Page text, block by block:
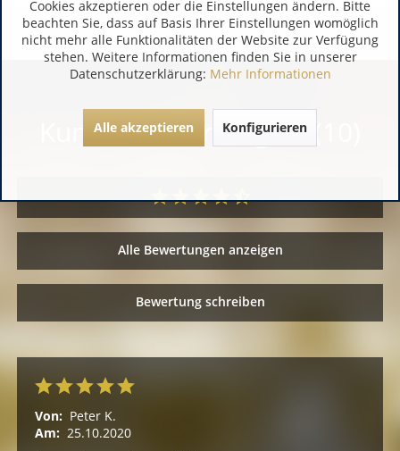
Kundenbewertungen (10)
Alle Bewertungen anzeigen
Bewertung schreiben
Von: Peter K.
Am: 25.10.2020
Cookies akzeptieren oder die Einstellungen ändern. Bitte
beachten Sie, dass auf Basis Ihrer Einstellungen womöglich
nicht mehr alle Funktionalitäten der Website zur Verfügung
stehen. Weitere Informationen finden Sie in unserer
Datenschutzerklärung: Mehr Informationen
Alle akzeptieren Konfigurieren